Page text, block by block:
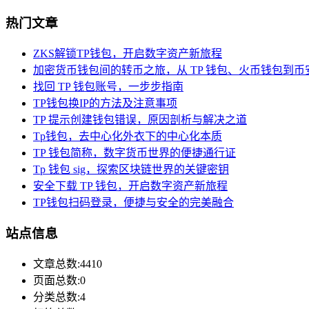
热门文章
ZKS解锁TP钱包，开启数字资产新旅程
加密货币钱包间的转币之旅，从 TP 钱包、火币钱包到币
找回 TP 钱包账号，一步步指南
TP钱包换IP的方法及注意事项
TP 提示创建钱包错误，原因剖析与解决之道
Tp钱包，去中心化外衣下的中心化本质
TP 钱包简称，数字货币世界的便捷通行证
Tp 钱包 sig，探索区块链世界的关键密钥
安全下载 TP 钱包，开启数字资产新旅程
TP钱包扫码登录，便捷与安全的完美融合
站点信息
文章总数:4410
页面总数:0
分类总数:4